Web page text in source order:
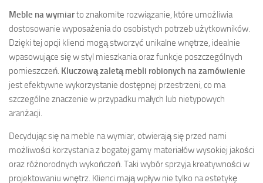
Meble na wymiarto znakomite rozwiązanie, które umożliwia
dostosowanie wyposażenia do osobistych potrzeb użytkowników.
Dzięki tej opcji klienci mogą stworzyć unikalne wnętrze, idealnie
wpasowujące się w styl mieszkania oraz funkcje poszczególnych
pomieszczeń. Kluczową zaletą mebli robionych na zamówienie
jest efektywne wykorzystanie dostępnej przestrzeni, co ma
szczególne znaczenie w przypadku małych lub nietypowych
aranżacji.
Decydując się na meble na wymiar, otwierają się przed nami
możliwości korzystania z bogatej gamy materiałów wysokiej jakości
oraz różnorodnych wykończeń. Taki wybór sprzyja kreatywności w
projektowaniu wnętrz. Klienci mają wpływ nie tylko na estetykę